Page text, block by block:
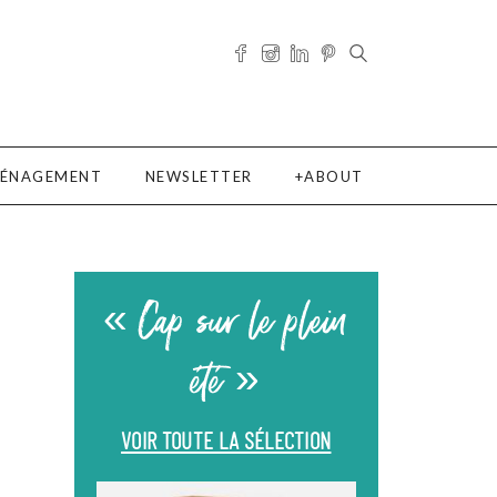
NEWSLETTER ABOUT
« Cap sur le plein
été »
VOIR TOUTE LA SÉLECTION